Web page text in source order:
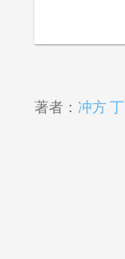
著者： 冲方 丁